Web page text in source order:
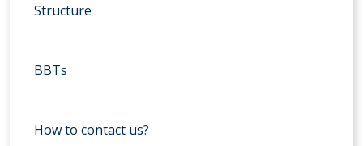
Structure
BBTs
How to contact us?